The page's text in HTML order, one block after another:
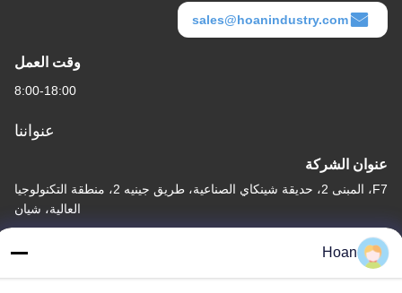
sales@hoanindustry.com
وقت العمل
8:00-18:00
عنواننا
عنوان الشركة
F7، المبنى 2، حديقة شينكاي الصناعية، طريق جينيه 2، منطقة التكنولوجيا
العالية، شيان
عنوان المصنع
Hoan